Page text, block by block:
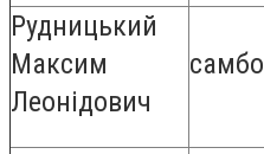
Рудницький
Максим
Леонідович
самбо